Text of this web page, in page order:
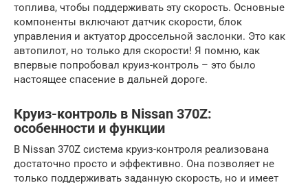
топлива, чтобы поддерживать эту скорость. Основные
компоненты включают датчик скорости, блок
управления и актуатор дроссельной заслонки. Это как
автопилот, но только для скорости! Я помню, как
впервые попробовал круиз-контроль – это было
настоящее спасение в дальней дороге.
Круиз-контроль в Nissan 370Z:
особенности и функции
В Nissan 370Z система круиз-контроля реализована
достаточно просто и эффективно. Она позволяет не
только поддерживать заданную скорость, но и имеет